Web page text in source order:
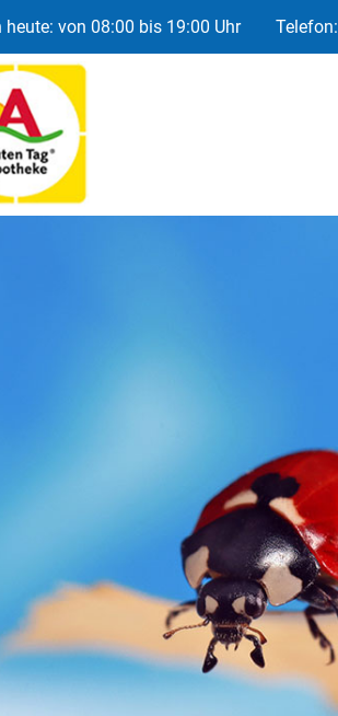
von 08:00 bis 19:00 Uhr Telefon: